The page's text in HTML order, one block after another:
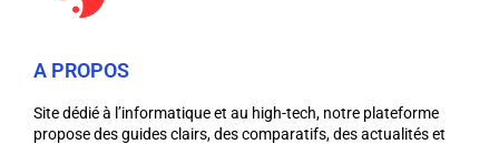
A PROPOS
Site dédié à l’informatique et au high-tech, notre plateforme
propose des guides clairs, des comparatifs, des actualités et